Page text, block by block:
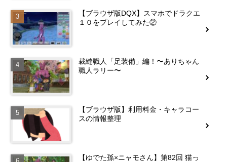
【ブラウザ版DQX】スマホでドラクエ
１０をプレイしてみた②
裁縫職人「足装備」編！〜ありちゃん
職人ラリー〜
【ブラウザ版】利用料金・キャラコー
スの情報整理
【ゆでた孫×ニャモさん】第82回 猫っ